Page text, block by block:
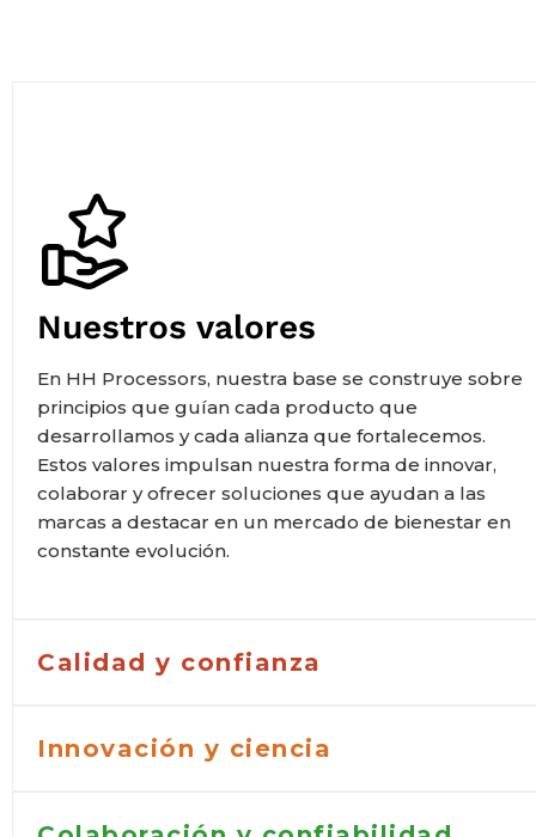
Nuestros valores
En HH Processors, nuestra base se construye sobre
principios que guían cada producto que
desarrollamos y cada alianza que fortalecemos.
Estos valores impulsan nuestra forma de innovar,
colaborar y ofrecer soluciones que ayudan a las
marcas a destacar en un mercado de bienestar en
constante evolución.
Calidad y confianza
Innovación y ciencia